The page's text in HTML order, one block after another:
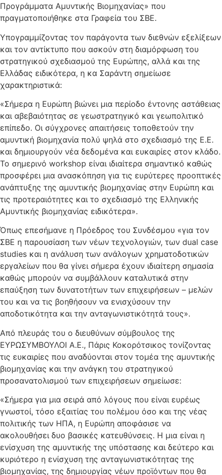
Προγράμματα Αμυντικής Βιομηχανίας» που
πραγματοποιήθηκε στα Γραφεία του ΣΒΕ.
Υπογραμμίζοντας τον παράγοντα των διεθνών εξελίξεων
και τον αντίκτυπο που ασκούν στη διαμόρφωση του
στρατηγικού σχεδιασμού της Ευρώπης, αλλά και της
Ελλάδας ειδικότερα, η κα Σαράντη σημείωσε
χαρακτηριστικά:
«Σήμερα η Ευρώπη βιώνει μια περίοδο έντονης αστάθειας
και αβεβαιότητας σε γεωστρατηγικό και γεωπολιτικό
επίπεδο. Οι σύγχρονες απαιτήσεις τοποθετούν την
αμυντική βιομηχανία πολύ ψηλά στο σχεδιασμό της Ε.Ε.
και δημιουργούν νέα δεδομένα και ευκαιρίες στον κλάδο.
Το σημερινό workshop είναι ιδιαίτερα σημαντικό καθώς
προσφέρει μια ανασκόπηση για τις ευρύτερες προοπτικές
ανάπτυξης της αμυντικής βιομηχανίας στην Ευρώπη και
τις προτεραιότητες και το σχεδιασμό της Ελληνικής
Αμυντικής βιομηχανίας ειδικότερα».
Όπως επεσήμανε η Πρόεδρος του Συνδέσμου «για τον
ΣΒΕ η παρουσίαση των νέων τεχνολογιών, των dual case
studies και η ανάλυση των ανάλογων χρηματοδοτικών
εργαλείων που θα γίνει σήμερα έχουν ιδιαίτερη σημασία
καθώς μπορούν να συμβάλλουν καταλυτικά στην
επαύξηση των δυνατοτήτων των επιχειρήσεων – μελών
του και να τις βοηθήσουν να ενισχύσουν την
αποδοτικότητα και την ανταγωνιστικότητά τους».
Από πλευράς του ο διευθύνων σύμβουλος της
ΕΥΡΩΣΥΜΒΟΥΛΟΙ Α.Ε., Πάρις Κοκορότσικος τονίζοντας
τις ευκαιρίες που αναδύονται στον τομέα της αμυντικής
βιομηχανίας και την ανάγκη του στρατηγικού
προσανατολισμού των επιχειρήσεων σημείωσε:
«Σήμερα για μια σειρά από λόγους που είναι ευρέως
γνωστοί, τόσο εξαιτίας του πολέμου όσο και της νέας
πολιτικής των ΗΠΑ, η Ευρώπη αποφάσισε να
ακολουθήσει δυο βασικές κατευθύνσεις. Η μια είναι η
ενίσχυση της αμυντικής της υπόστασης και δεύτερο και
κυριότερο η ενίσχυση της ανταγωνιστικότητας της
βιομηχανίας, της δημιουργίας νέων προϊόντων που θα